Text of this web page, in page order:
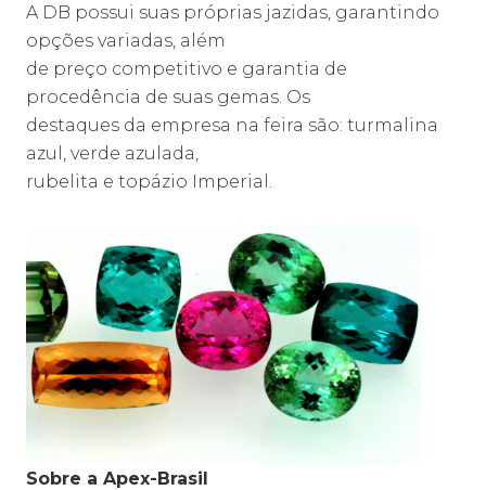
A DB possui suas próprias jazidas, garantindo
opções variadas, além
de preço competitivo e garantia de
procedência de suas gemas. Os
destaques da empresa na feira são: turmalina
azul, verde azulada,
rubelita e topázio Imperial.
Sobre a Apex-Brasil